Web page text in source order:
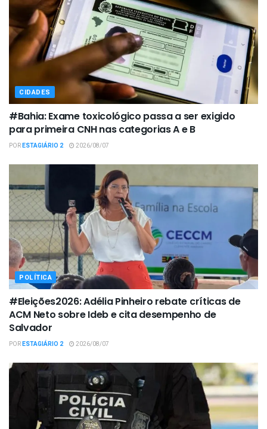
CIDADES
#Bahia: Exame toxicológico passa a ser exigido
para primeira CNH nas categorias A e B
PORESTAGIÁRIO 2 2026/08/07
POLÍTICA
#Eleições2026: Adélia Pinheiro rebate críticas de
ACM Neto sobre Ideb e cita desempenho de
Salvador
PORESTAGIÁRIO 2 2026/08/07